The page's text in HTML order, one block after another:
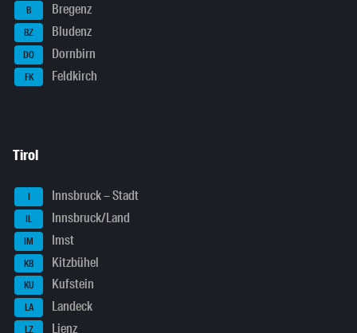
B Bregenz
BZ Bludenz
DO Dornbirn
FK Feldkirch
Tirol
I Innsbruck – Stadt
IL Innsbruck/Land
IM Imst
KB Kitzbühel
KU Kufstein
LA Landeck
LZ Lienz